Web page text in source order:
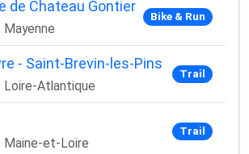
💪
vous pouvez vous désinscrire à tout
de Chateau Gontier
Bike & Run
- Saint-Brevin-les-Pins
Atlantique
Trail
et-Loire
Trail